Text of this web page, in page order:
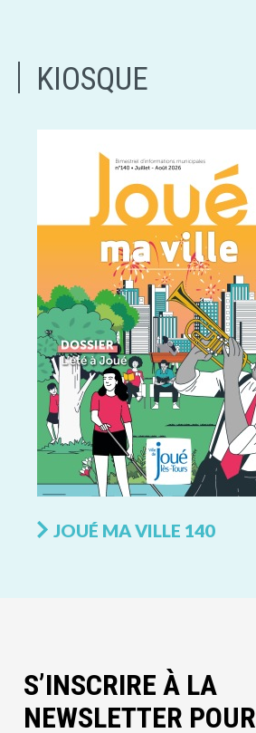
KIOSQUE
JOUÉ MA VILLE 140
S’INSCRIRE À LA
NEWSLETTER POUR